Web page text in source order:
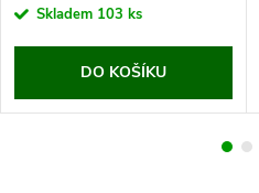
cena:Skladem 103 ks
DO KOŠÍKU